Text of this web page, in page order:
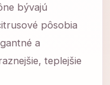
bývajú
pôsobia
a
teplejšie